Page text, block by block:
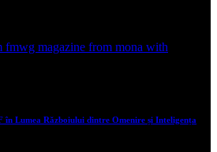
Lumea Războiului dintre Omenire și Inteligența